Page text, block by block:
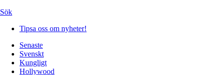
Sök
Tipsa oss om nyheter!
Senaste
Svenskt
Kungligt
Hollywood